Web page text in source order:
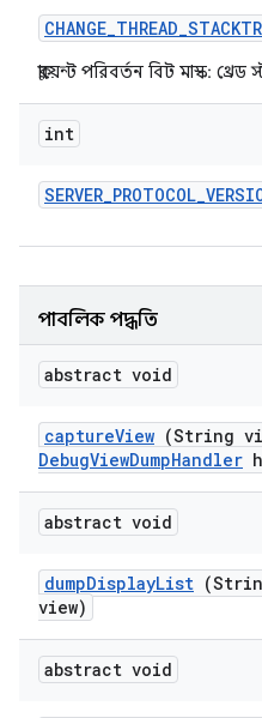
CHANGE_THREAD_
ক্লায়েন্ট পরিবর্তন বিট মাস্ক:
int
SERVER_PROTOCOL_
পাবলিক পদ্ধতি
abstract void
captureView (String
DebugViewDumpHandler
abstract void
dumpDisplayList
view)
abstract void